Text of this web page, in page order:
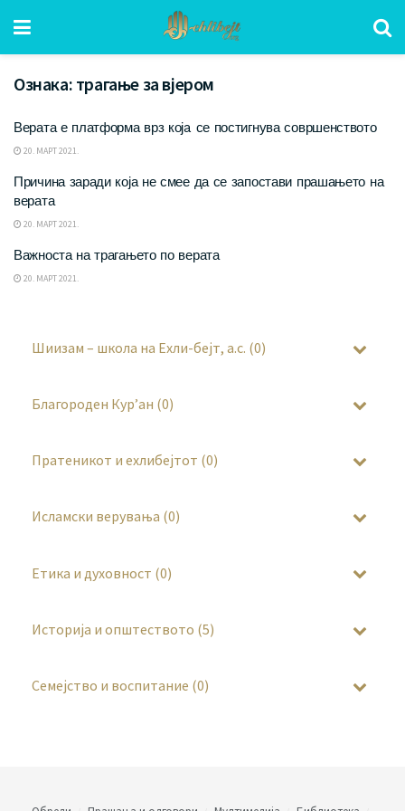
Ознака: трагање за вјером
Верата е платформа врз којa се постигнува совршенството
20. МАРТ 2021.
Причина заради која не смее да се запостави прашањето на
верата
20. МАРТ 2021.
Важноста на трагањето по верата
20. МАРТ 2021.
Шиизам – школа на Ехли-бејт, а.с. (0)
Благороден Кур’ан (0)
Пратеникот и ехлибејтот (0)
Исламски верувања (0)
Етика и духовност (0)
Историја и општеството (5)
Семејство и воспитание (0)